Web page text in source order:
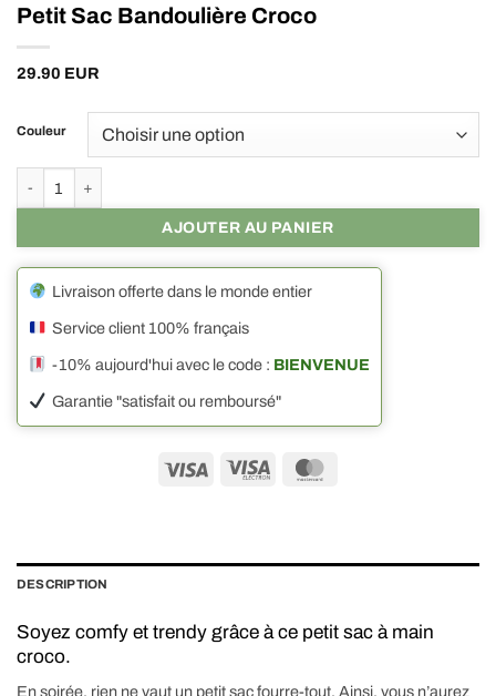
Petit Sac Bandoulière Croco
29.90 EUR
Couleur
AJOUTER AU PANIER
Livraison offerte dans le monde entier
Service client 100% français
-10% aujourd'hui avec le code : BIENVENUE
Garantie "satisfait ou remboursé"
Visa
Visa
DESCRIPTION
Soyez comfy et trendy grâce à ce petit sac à main
croco.
En soirée, rien ne vaut un petit sac fourre-tout. Ainsi, vous n’aurez